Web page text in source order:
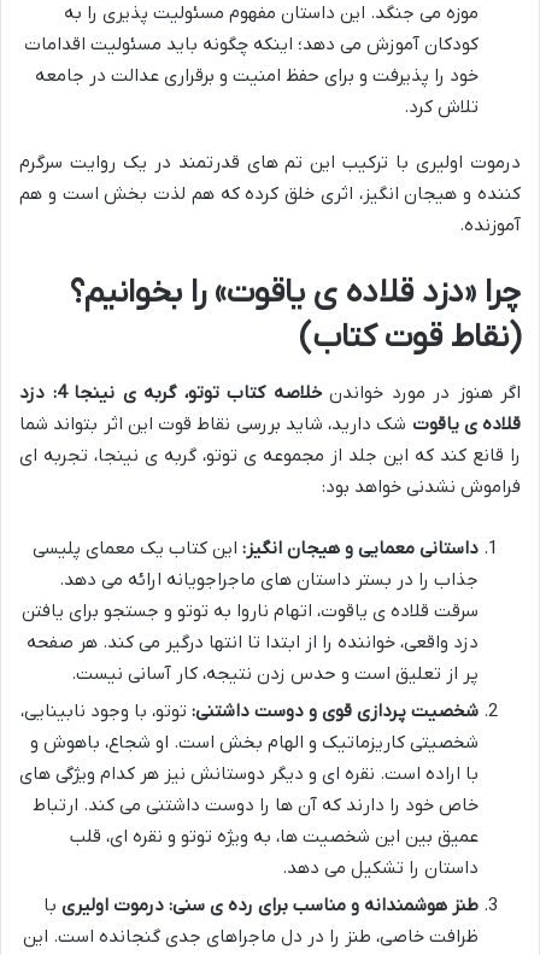
موزه می جنگد. این داستان مفهوم مسئولیت پذیری را به
کودکان آموزش می دهد؛ اینکه چگونه باید مسئولیت اقدامات
خود را پذیرفت و برای حفظ امنیت و برقراری عدالت در جامعه
تلاش کرد.
درموت اولیری با ترکیب این تم های قدرتمند در یک روایت سرگرم
کننده و هیجان انگیز، اثری خلق کرده که هم لذت بخش است و هم
آموزنده.
چرا «دزد قلاده ی یاقوت» را بخوانیم؟
(نقاط قوت کتاب)
اگر هنوز در مورد خواندن
خلاصه کتاب توتو، گربه ی نینجا 4: دزد
قلاده ی یاقوت شک دارید، شاید بررسی نقاط قوت این اثر بتواند شما
را قانع کند که این جلد از مجموعه ی توتو، گربه ی نینجا، تجربه ای
فراموش نشدنی خواهد بود:
داستانی معمایی و هیجان انگیز: این کتاب یک معمای پلیسی
جذاب را در بستر داستان های ماجراجویانه ارائه می دهد.
سرقت قلاده ی یاقوت، اتهام ناروا به توتو و جستجو برای یافتن
دزد واقعی، خواننده را از ابتدا تا انتها درگیر می کند. هر صفحه
پر از تعلیق است و حدس زدن نتیجه، کار آسانی نیست.
شخصیت پردازی قوی و دوست داشتنی: توتو، با وجود نابینایی،
شخصیتی کاریزماتیک و الهام بخش است. او شجاع، باهوش و
با اراده است. نقره ای و دیگر دوستانش نیز هر کدام ویژگی های
خاص خود را دارند که آن ها را دوست داشتنی می کند. ارتباط
عمیق بین این شخصیت ها، به ویژه توتو و نقره ای، قلب
داستان را تشکیل می دهد.
طنز هوشمندانه و مناسب برای رده ی سنی: درموت اولیری با
ظرافت خاصی، طنز را در دل ماجراهای جدی گنجانده است. این